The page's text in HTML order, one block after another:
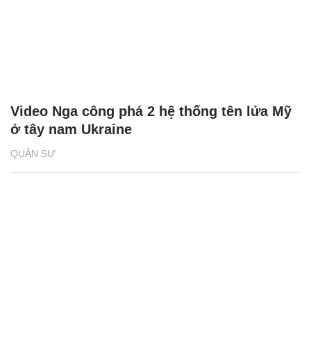
QUÂN SỰ
Video Nga công phá 2 hệ thống tên lửa Mỹ
ở tây nam Ukraine